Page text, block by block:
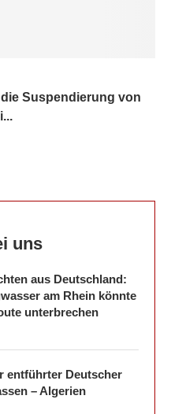
Suspendierung von
uns
aus Deutschland:
am Rhein könnte
unterbrechen
entführter Deutscher
– Algerien